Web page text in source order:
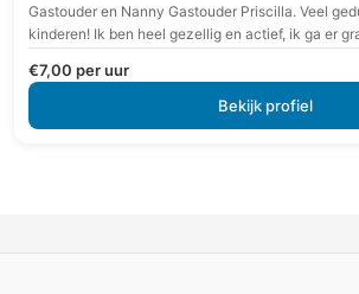
Gastouder en Nanny Gastouder Priscilla. Veel
kinderen! Ik ben heel gezellig en actief, ik ga er
€7,00 per uur
Bekijk profiel